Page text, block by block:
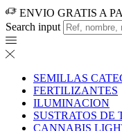
ENVIO GRATIS A
Search input
SEMILLAS
FERTILIZANTES
ILUMINACION
SUSTRATOS DE
CANNABIS